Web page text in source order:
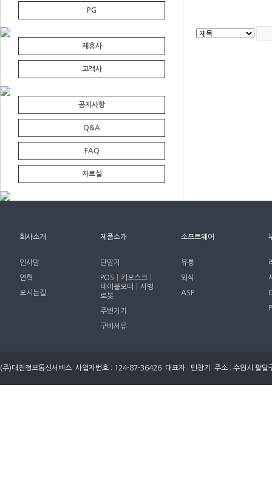
PG
제휴사
고객사
공지사항
Q&A
FAQ
자료실
회사소개
인사말
연혁
오시는길
제품소개
단말기
POS│키오스크│
테이블오더│서빙
로봇
주변기기
구비서류
소프트웨어
유통
외식
ASP
(주)대진정보통신서비스 사업자번호 : 124-87-36426 대표자 : 민창기 주소 : 수원시 팔